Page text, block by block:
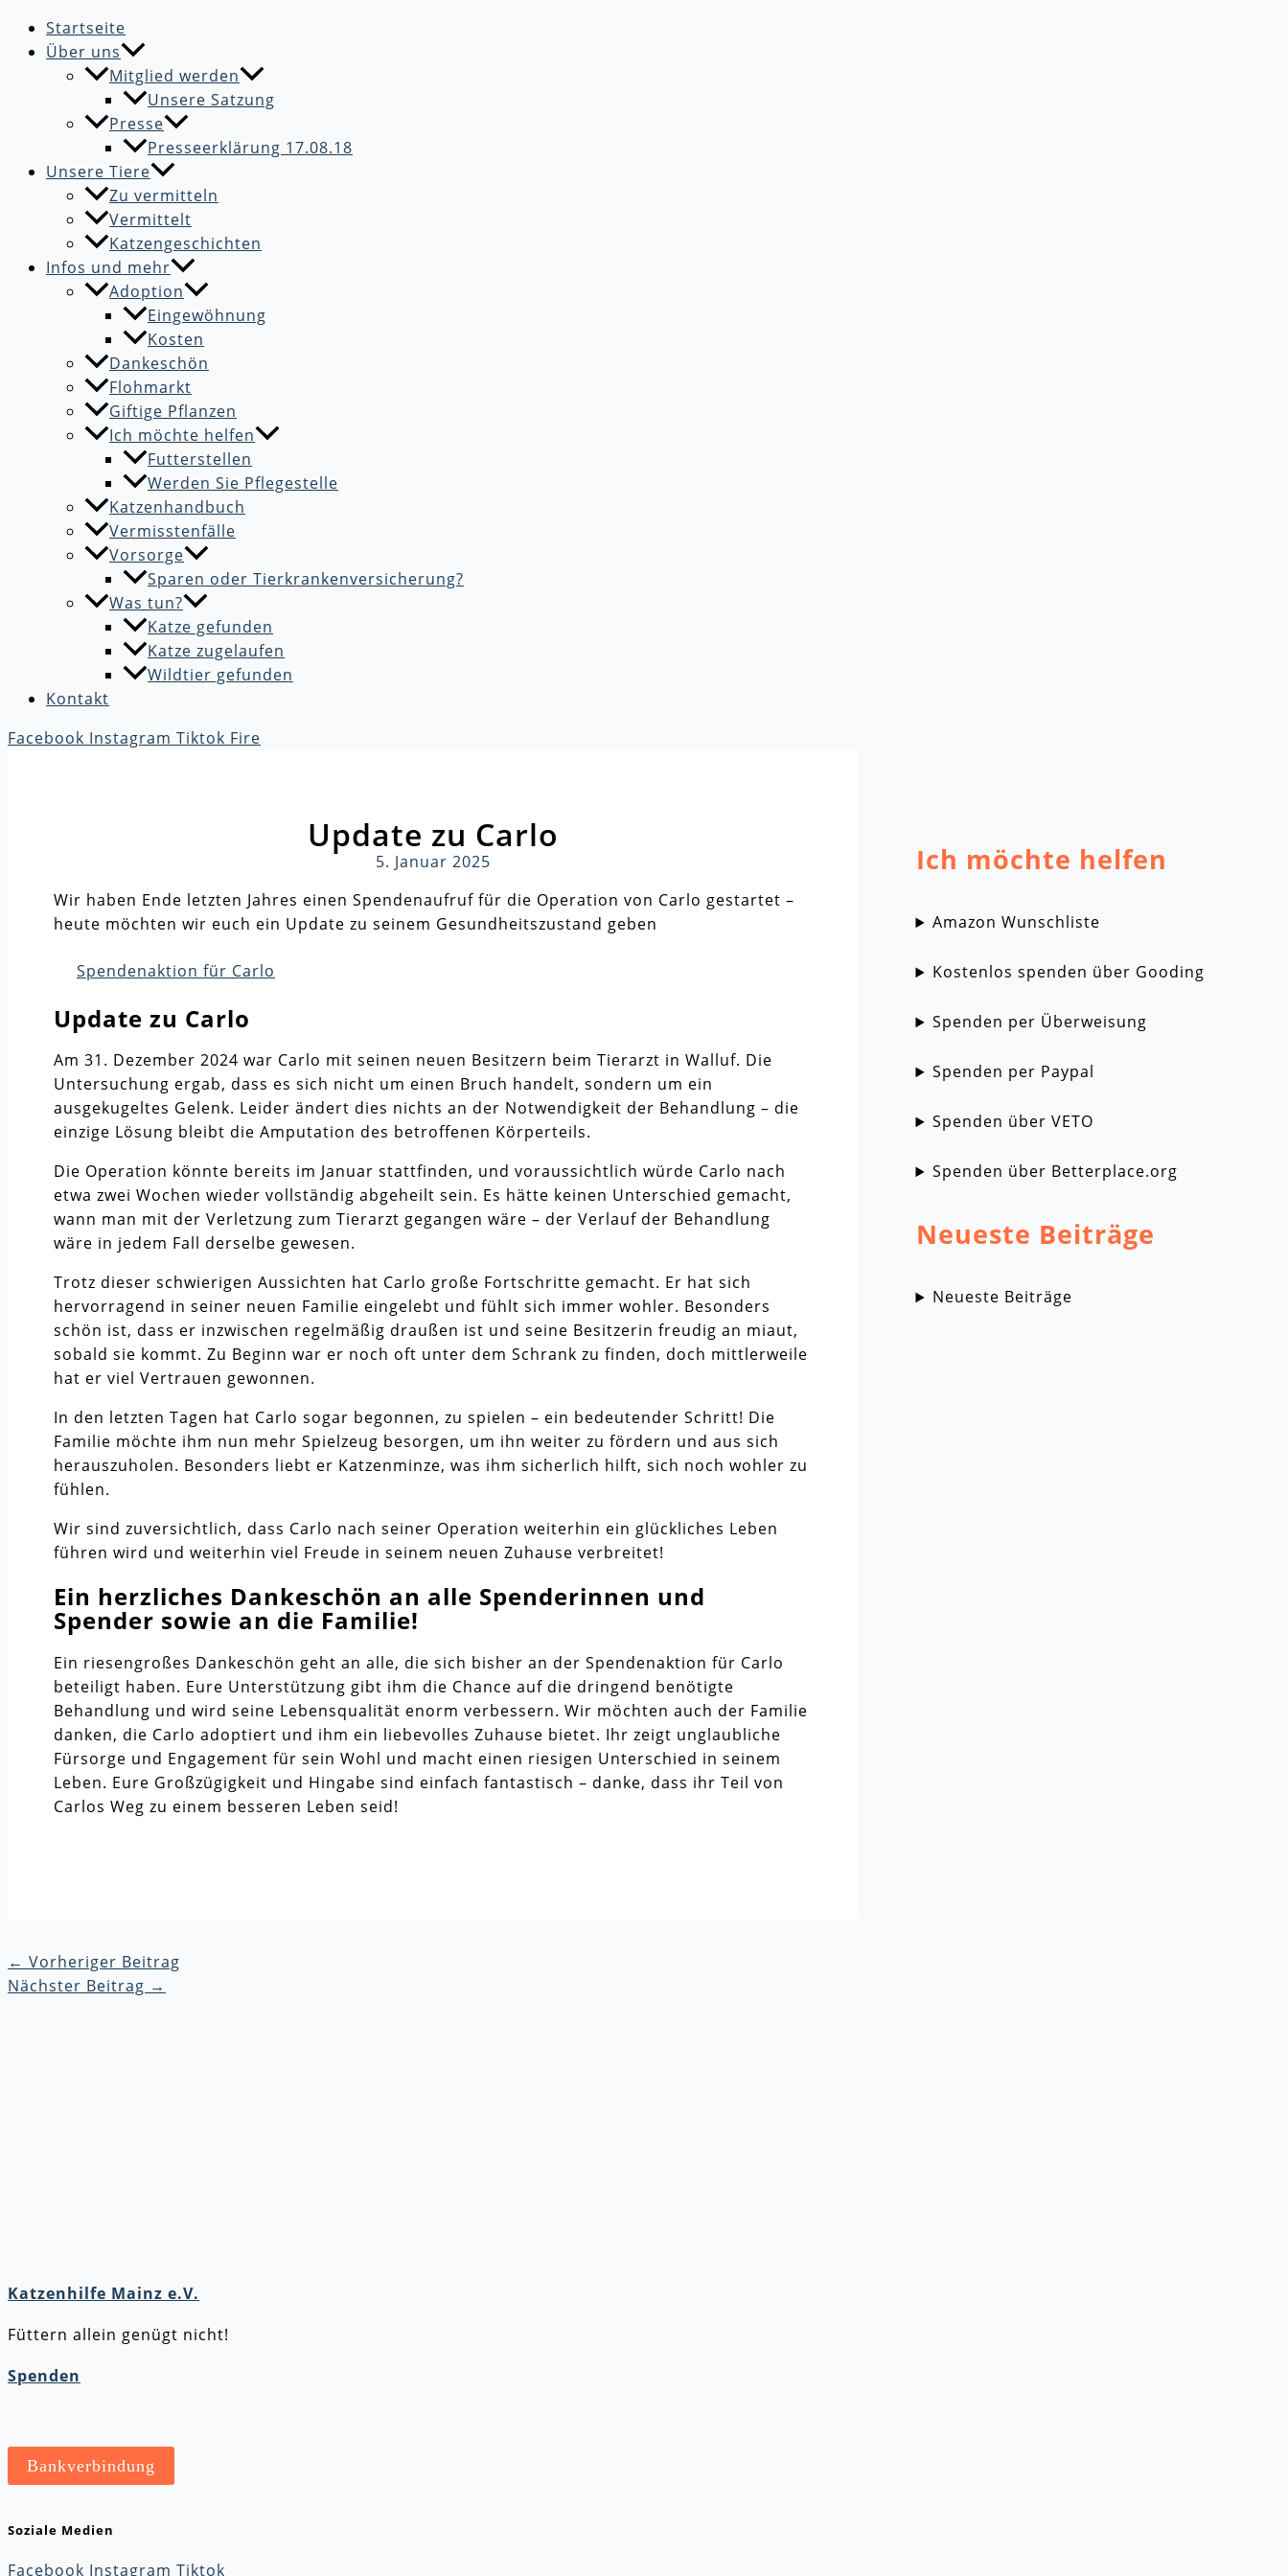
Startseite
Über uns
Mitglied werden
Unsere Satzung
Presse
Presseerklärung 17.08.18
Unsere Tiere
Zu vermitteln
Vermittelt
Katzengeschichten
Infos und mehr
Adoption
Eingewöhnung
Kosten
Dankeschön
Flohmarkt
Giftige Pflanzen
Ich möchte helfen
Futterstellen
Werden Sie Pflegestelle
Katzenhandbuch
Vermisstenfälle
Vorsorge
Sparen oder Tierkrankenversicherung?
Was tun?
Katze gefunden
Katze zugelaufen
Wildtier gefunden
Kontakt
Facebook Instagram Tiktok Fire
Update zu Carlo
5. Januar 2025
Wir haben Ende letzten Jahres einen Spendenaufruf für die Operation von Carlo gestartet –
heute möchten wir euch ein Update zu seinem Gesundheitszustand geben
Spendenaktion für Carlo
Update zu Carlo
Am 31. Dezember 2024 war Carlo mit seinen neuen Besitzern beim Tierarzt in Walluf. Die
Untersuchung ergab, dass es sich nicht um einen Bruch handelt, sondern um ein
ausgekugeltes Gelenk. Leider ändert dies nichts an der Notwendigkeit der Behandlung – die
einzige Lösung bleibt die Amputation des betroffenen Körperteils.
Die Operation könnte bereits im Januar stattfinden, und voraussichtlich würde Carlo nach
etwa zwei Wochen wieder vollständig abgeheilt sein. Es hätte keinen Unterschied gemacht,
wann man mit der Verletzung zum Tierarzt gegangen wäre – der Verlauf der Behandlung
wäre in jedem Fall derselbe gewesen.
Trotz dieser schwierigen Aussichten hat Carlo große Fortschritte gemacht. Er hat sich
hervorragend in seiner neuen Familie eingelebt und fühlt sich immer wohler. Besonders
schön ist, dass er inzwischen regelmäßig draußen ist und seine Besitzerin freudig an miaut,
sobald sie kommt. Zu Beginn war er noch oft unter dem Schrank zu finden, doch mittlerweile
hat er viel Vertrauen gewonnen.
In den letzten Tagen hat Carlo sogar begonnen, zu spielen – ein bedeutender Schritt! Die
Familie möchte ihm nun mehr Spielzeug besorgen, um ihn weiter zu fördern und aus sich
herauszuholen. Besonders liebt er Katzenminze, was ihm sicherlich hilft, sich noch wohler zu
fühlen.
Wir sind zuversichtlich, dass Carlo nach seiner Operation weiterhin ein glückliches Leben
führen wird und weiterhin viel Freude in seinem neuen Zuhause verbreitet!
Ein herzliches Dankeschön an alle Spenderinnen und
Spender sowie an die Familie!
Ein riesengroßes Dankeschön geht an alle, die sich bisher an der Spendenaktion für Carlo
beteiligt haben. Eure Unterstützung gibt ihm die Chance auf die dringend benötigte
Behandlung und wird seine Lebensqualität enorm verbessern. Wir möchten auch der Familie
danken, die Carlo adoptiert und ihm ein liebevolles Zuhause bietet. Ihr zeigt unglaubliche
Fürsorge und Engagement für sein Wohl und macht einen riesigen Unterschied in seinem
Leben. Eure Großzügigkeit und Hingabe sind einfach fantastisch – danke, dass ihr Teil von
Carlos Weg zu einem besseren Leben seid!
← Vorheriger Beitrag
Nächster Beitrag →
Ich möchte helfen
Amazon Wunschliste
Kostenlos spenden über Gooding
Spenden per Überweisung
Spenden per Paypal
Spenden über VETO
Spenden über Betterplace.org
Neueste Beiträge
Neueste Beiträge
Katzenhilfe Mainz e.V.
Füttern allein genügt nicht!
Spenden
Bankverbindung
Soziale Medien
Facebook Instagram Tiktok